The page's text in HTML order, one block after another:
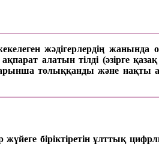
жәдігерлердің жанында
алатын тілді (әзірге
толыққанды және нақты
біріктіретін ұлттық